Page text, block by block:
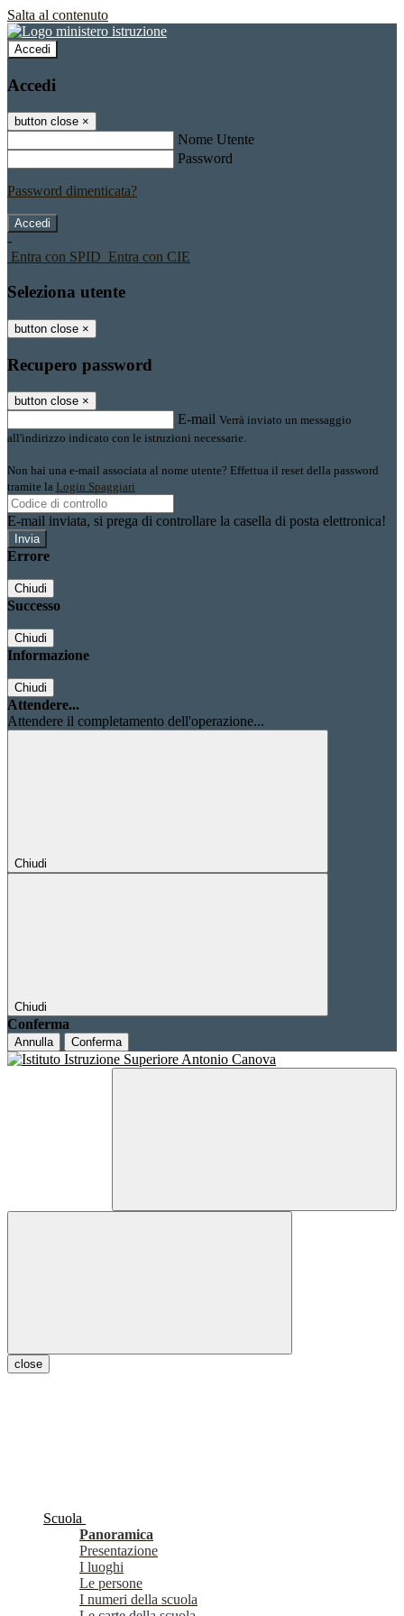
Salta al contenuto
Accedi
Accedi
button close ×
Nome Utente
Password
Password dimenticata?
-
Entra con SPID Entra con CIE
Seleziona utente
button close ×
Recupero password
button close ×
E-mail Verrà inviato un messaggio
all'indirizzo indicato con le istruzioni necessarie.
Non hai una e-mail associata al nome utente? Effettua il reset della password
tramite la Login Spaggiari
E-mail inviata, si prega di controllare la casella di posta elettronica!
Errore
Chiudi
Successo
Chiudi
Informazione
Chiudi
Attendere...
Attendere il completamento dell'operazione...
Chiudi
Chiudi
Conferma
Annulla Conferma
close
Scuola
Panoramica
Presentazione
I luoghi
Le persone
I numeri della scuola